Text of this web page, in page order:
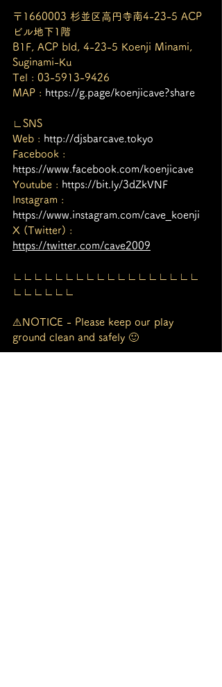
〒1660003 杉並区高円寺南4-23-5 ACP
ビル地下1階
B1F, ACP bld, 4-23-5 Koenji Minami,
Suginami-Ku
Tel : 03-5913-9426
MAP : https://g.page/koenjicave?share
∟SNS
Web : http://djsbarcave.tokyo
Facebook :
https://www.facebook.com/koenjicave
Youtube : https://bit.ly/3dZkVNF
Instagram :
https://www.instagram.com/cave_koenji
X (Twitter) :
https://twitter.com/cave2009
∟∟∟∟∟∟∟∟∟∟∟∟∟∟∟∟∟∟
∟∟∟∟∟∟ㅤ
⚠️NOTICE - Please keep our play
ground clean and safely 🙂